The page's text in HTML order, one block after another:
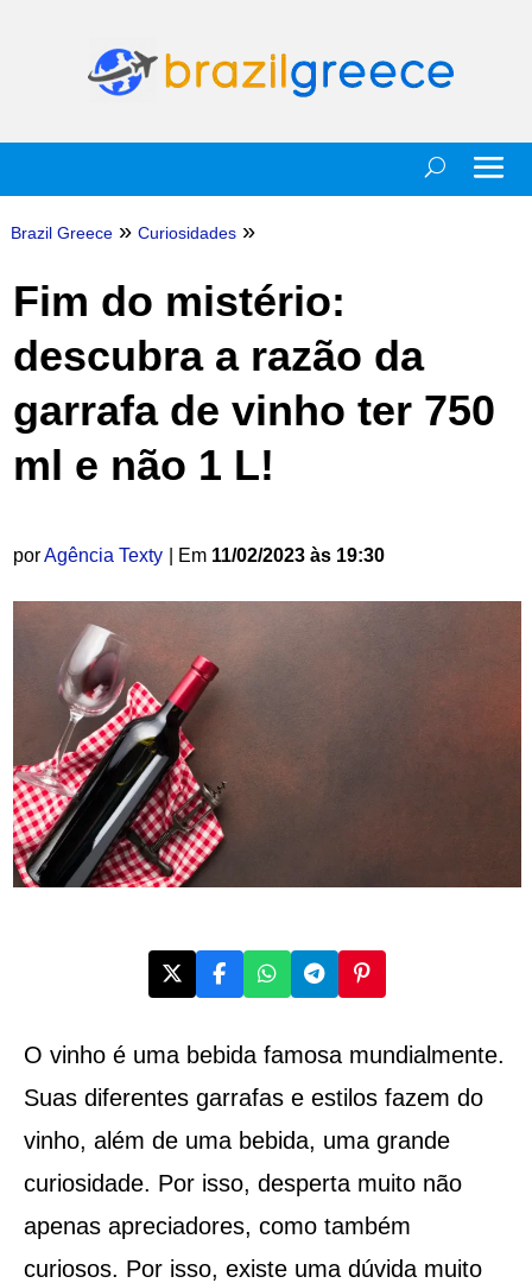
Brazil Greece » Curiosidades »
Fim do mistério:
descubra a razão da
garrafa de vinho ter 750
ml e não 1 L!
porAgência Texty | Em 11/02/2023 às 19:30
O vinho é uma bebida famosa mundialmente.
Suas diferentes garrafas e estilos fazem do
vinho, além de uma bebida, uma grande
curiosidade. Por isso, desperta muito não
apenas apreciadores, como também
curiosos. Por isso, existe uma dúvida muito